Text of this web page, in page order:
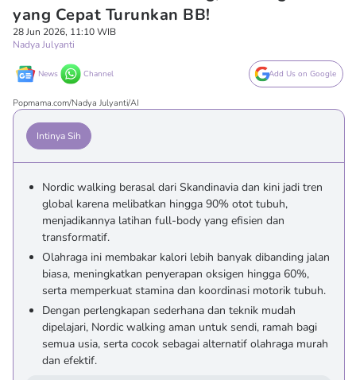
yang Cepat Turunkan BB!
28 Jun 2026, 11:10 WIB
Nadya Julyanti
News Channel Add Us on Google
Popmama.com/Nadya Julyanti/AI
Intinya Sih
Nordic walking berasal dari Skandinavia dan kini jadi tren
global karena melibatkan hingga 90% otot tubuh,
menjadikannya latihan full-body yang efisien dan
transformatif.
Olahraga ini membakar kalori lebih banyak dibanding jalan
biasa, meningkatkan penyerapan oksigen hingga 60%,
serta memperkuat stamina dan koordinasi motorik tubuh.
Dengan perlengkapan sederhana dan teknik mudah
dipelajari, Nordic walking aman untuk sendi, ramah bagi
semua usia, serta cocok sebagai alternatif olahraga murah
dan efektif.